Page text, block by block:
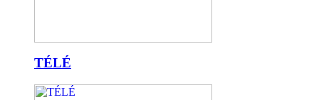
TÉLÉ